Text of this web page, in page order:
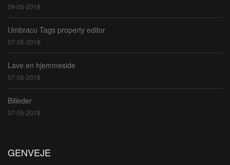
09-05-2018
Umbraco Tags property editor
07-05-2018
Lave en hjemmeside
07-05-2018
Billeder
07-05-2018
GENVEJE